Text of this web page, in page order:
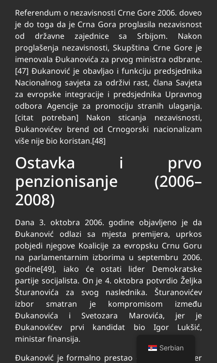
Referendum o nezavisnosti Crne Gore 2006. doveo
je do toga da je Crna Gora proglasila nezavisnost
od državne zajednice sa Srbijom. Nakon
proglašenja nezavisnosti, Skupština Crne Gore je
imenovala Đukanovića za prvog ministra odbrane.
[47] Đukanović je obavljao i funkciju predsjednika
Nacionalnog savjeta za održivi rast, člana Savjeta
za evropske integracije i predsjednika Upravnog
odbora Agencije za promociju stranih ulaganja.
[citat potreban] Nakon sticanja nezavisnosti,
Đukanovićev brend od Crnogorski nacionalizam
više nije bio koristan.[48]
Ostavka i prvo
penzionisanje (2006–
2008)
Dana 3. oktobra 2006. godine objavljeno je da
Đukanović odlazi sa mjesta premijera, uprkos
pobjedi njegove Koalicije za evropsku Crnu Goru
na parlamentarnim izborima u septembru 2006.
godine[49], iako će ostati lider Demokratske
partije socijalista. On je 4. oktobra potvrdio Željka
Šturanovića za svog naslednika. Šturanovićev
izbor smatran je kompromisom između
Đukanovića i Svetozara Marovića, jer je
Đukanovićev prvi kandidat bio Igor Lukšić,
ministar finansija.
Đukanović je formalno prestao da bude premijer
Serbian